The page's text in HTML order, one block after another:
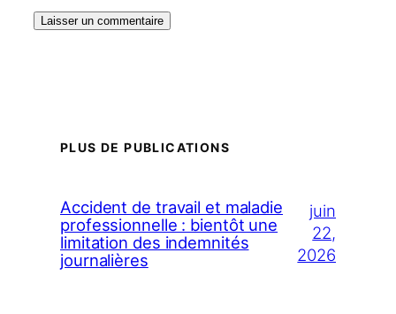
PLUS DE PUBLICATIONS
Accident de travail et maladie
professionnelle : bientôt une
limitation des indemnités
journalières
juin
22,
2026